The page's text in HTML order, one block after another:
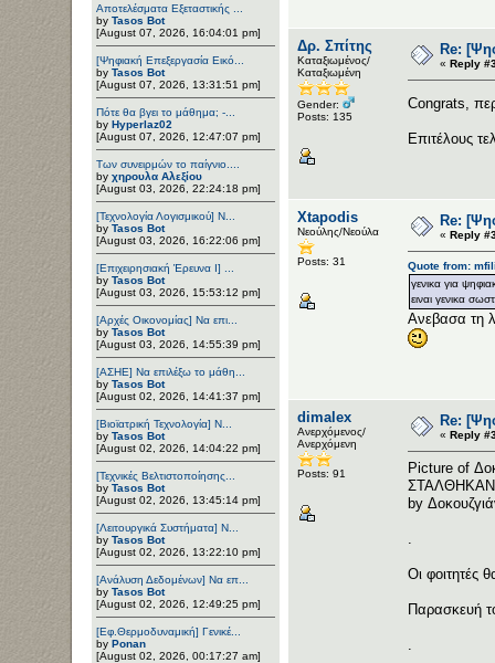
Αποτελέσματα Εξεταστικής ...
by Tasos Bot
[August 07, 2026, 16:04:01 pm]
[Ψηφιακή Επεξεργασία Εικό...
by Tasos Bot
[August 07, 2026, 13:31:51 pm]
Πότε θα βγει το μάθημα; -...
by Hyperlaz02
[August 07, 2026, 12:47:07 pm]
Των συνειρμών το παίγνιο....
by χηρουλα Αλεξίου
[August 03, 2026, 22:24:18 pm]
[Τεχνολογία Λογισμικού] Ν...
by Tasos Bot
[August 03, 2026, 16:22:06 pm]
[Επιχειρησιακή Έρευνα Ι] ...
by Tasos Bot
[August 03, 2026, 15:53:12 pm]
[Αρχές Οικονομίας] Να επι...
by Tasos Bot
[August 03, 2026, 14:55:39 pm]
[ΑΣΗΕ] Να επιλέξω το μάθη...
by Tasos Bot
[August 02, 2026, 14:41:37 pm]
[Βιοϊατρική Τεχνολογία] Ν...
by Tasos Bot
[August 02, 2026, 14:04:22 pm]
[Τεχνικές Βελτιστοποίησης...
by Tasos Bot
[August 02, 2026, 13:45:14 pm]
[Λειτουργικά Συστήματα] Ν...
by Tasos Bot
[August 02, 2026, 13:22:10 pm]
[Ανάλυση Δεδομένων] Να επ...
by Tasos Bot
[August 02, 2026, 12:49:25 pm]
[Εφ.Θερμοδυναμική] Γενικέ...
by Ponan
[August 02, 2026, 00:17:27 am]
Δρ. Σπίτης
Καταξιωμένος/
Καταξιωμένη
Gender:
Posts: 135
Re:
« Reply
Congrats,
Επιτέλους
Xtapodis
Νεούλης/Νεούλα
Posts: 31
Re:
« Reply
Quote from:
γενικα για
ειναι γενικα
Ανεβασα τη
dimalex
Ανερχόμενος/
Ανερχόμενη
Posts: 91
Re:
« Reply
Picture of
by
Οι φοιτητές
Παρασκευή